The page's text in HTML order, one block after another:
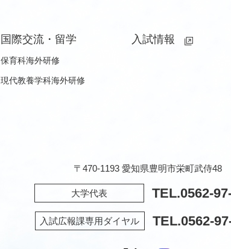
国際交流・留学
保育科海外研修
現代教養学科海外研修
入試情報
〒470-1193 愛知県豊明市栄町武侍48
大学代表 TEL.0562-
入試広報課専用ダイヤル TEL.0562-